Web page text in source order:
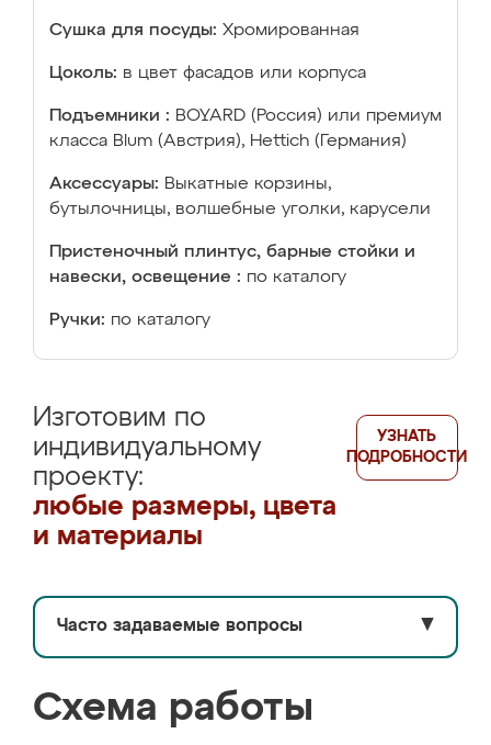
Сушка для посуды: Хромированная
Цоколь: в цвет фасадов или корпуса
Подъемники : BOYARD (Россия) или премиум
класса Blum (Австрия), Hettich (Германия)
Аксессуары: Выкатные корзины,
бутылочницы, волшебные уголки, карусели
Пристеночный плинтус, барные стойки и
навески, освещение : по каталогу
Ручки: по каталогу
Изготовим по
индивидуальному
проекту:
любые размеры, цвета
и материалы
УЗНАТЬ
ПОДРОБНОСТИ
Часто задаваемые вопросы ▼
Схема работы